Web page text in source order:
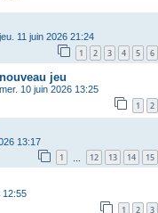
jeu. 11 juin 2026 21:24
1 2 3 4 5 6
jeu
mer. 10 juin 2026 13:25
1 2
13:17
1 12 13 14 15
12:55
1 2 3